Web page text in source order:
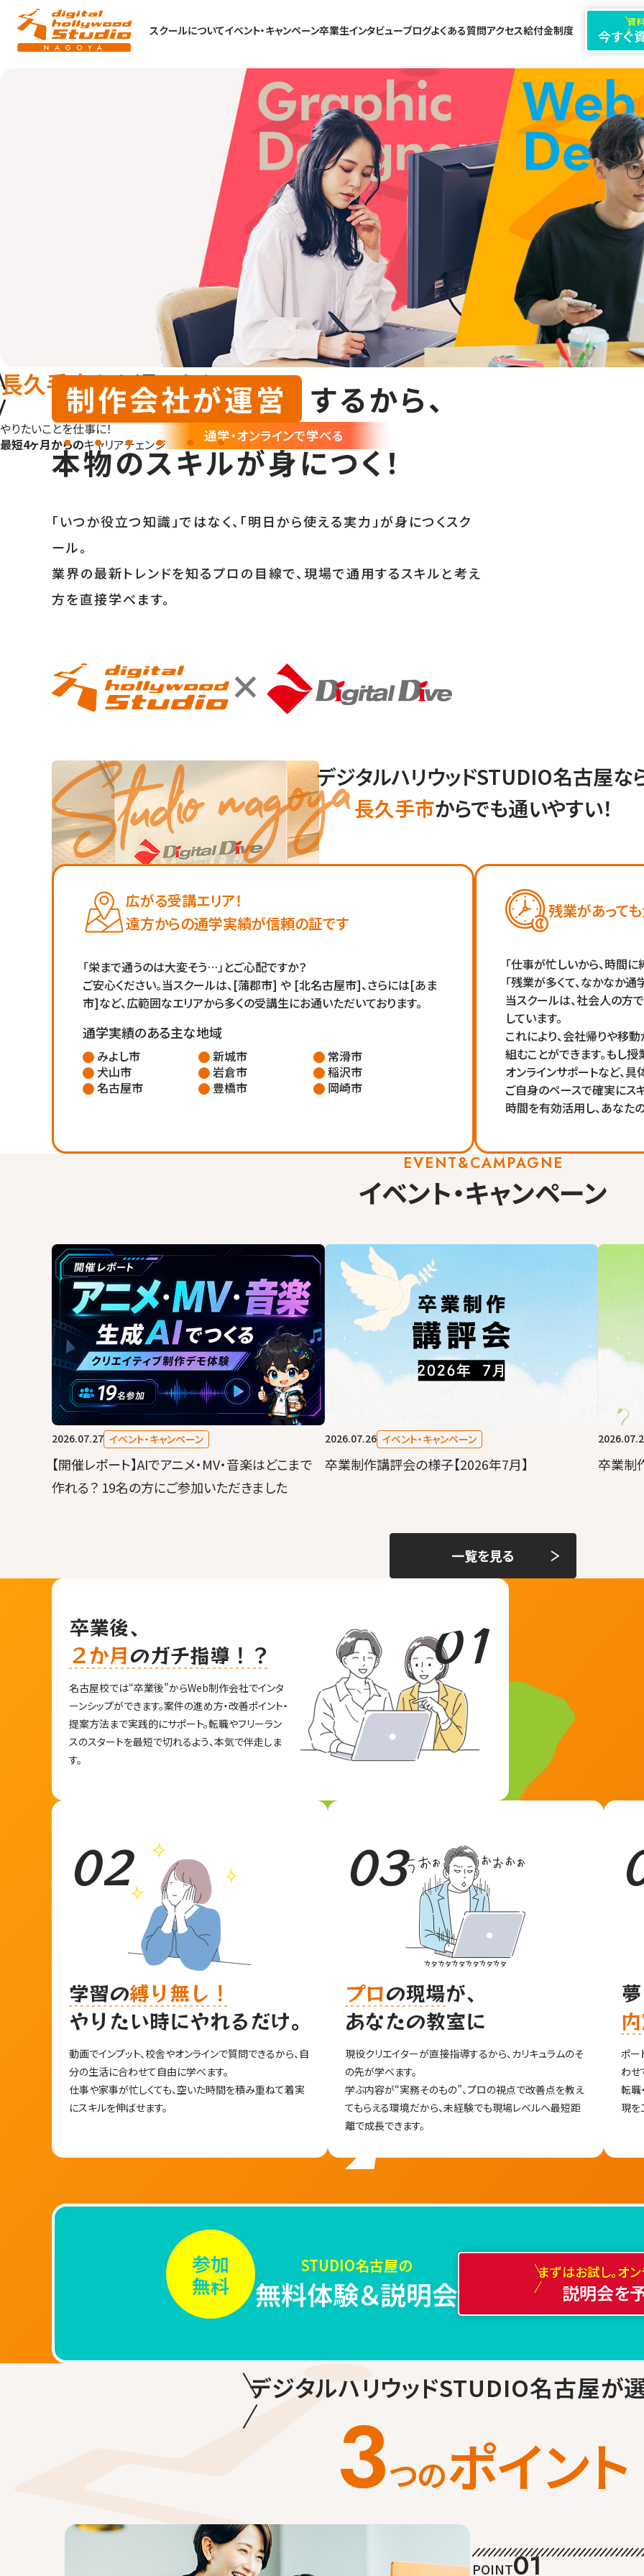
スクールについてイベント・キャンペーン卒業生インタビューブログよくある質問アクセス給付金制度
資
今すぐ
長久手市から通うなら！
通学・オンラインで学べる
やりたいことを仕事に！
最短4ヶ月からのキャリアチェンジ
制作会社が運営
するから、
本物のスキルが身につく！
「いつか役立つ知識」ではなく、「明日から使える実力」が身につくスク
ール。
業界の最新トレンドを知るプロの目線で、現場で通用するスキルと考え
方を直接学べます。
×
デジタルハリウッドSTUDIO名古屋な
長久手市からでも通いやすい！
広がる受講エリア！
遠方からの通学実績が信頼の証です
「栄まで通うのは大変そう…」とご心配ですか？
ご安心ください。当スクールは、[蒲郡市] や [北名古屋市]、さらには[あま
市]など、広範囲なエリアから多くの受講生にお通いただいております。
通学実績のある主な地域
みよし市 新城市
常滑市
犬山市
岩倉市
稲沢市
名古屋市
豊橋市 岡崎市
残業があって
「仕事が忙しいから、時間
「残業が多くて、なかなか
当スクールは、社会人の方
しています。
これにより、会社帰りや移
組むことができます。もし
オンラインサポートなど、
ご自身のペースで確実にス
時間を有効活用し、あなた
EVENT&CAMPAGNE
イベント・キャンペーン
2026.07.27 イベント・キャンペーン
【開催レポート】AIでアニメ・MV・音楽はどこまで
作れる？ 19名の方にご参加いただきました
2026.07.26 イベント・キャンペーン
卒業制作講評会の様子【2026年7月】 卒業制
一覧を見る
名古屋校だけの
特徴
01
卒業後、
２か月のガチ指導！？
名古屋校では“卒業後”からWeb制作会社でインタ
ーンシップができます。案件の進め方・改善ポイント・
提案方法まで実践的にサポート。転職やフリーラン
スのスタートを最短で切れるよう、本気で伴走しま
す。
02
学習の縛り無し！
やりたい時にやれるだけ。
動画でインプット、校舎やオンラインで質問できるから、自
分の生活に合わせて自由に学べます。
仕事や家事が忙しくても、空いた時間を積み重ねて着実
にスキルを伸ばせます。
03
プロの現場が、
あなたの教室に
現役クリエイターが直接指導するから、カリキュラムのそ
の先が学べます。
学ぶ内容が“実務そのもの”、プロの視点で改善点を教え
てもらえる環境だから、未経験でも現場レベルへ最短距
離で成長できます。
ポー
わせ
転職
現を
参加
無料
STUDIO名古屋の
無料体験＆説明会
まずはお試し。オ
説明会を
デジタルハリウッドSTUDIO名古屋が
3つのポイント
POINT01